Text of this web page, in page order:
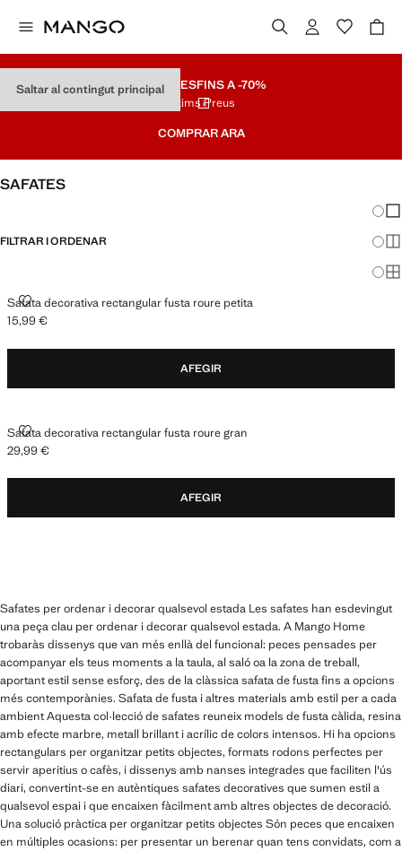
Saltar al contingut principalREBAIXESFINS A -70%
Últims Preus
COMPRAR ARA
SAFATES
FILTRAR I ORDENAR
Safata decorativa rectangular fusta roure petita
SAFATA DECORATIVA RECTANGULAR FUSTA ROURE PETITA
Preu actual [15,99 € ]
15,99 €
AFEGIR
Safata decorativa rectangular fusta roure gran
SAFATA DECORATIVA RECTANGULAR FUSTA ROURE GRAN
Preu actual [29,99 € ]
29,99 €
AFEGIR
Safates per ordenar i decorar qualsevol estada Les safates han esdevingut
una peça clau per ordenar i decorar qualsevol estada. A Mango Home
trobaràs dissenys que van més enllà del funcional: peces pensades per
acompanyar els teus moments a la taula, al saló oa la zona de treball,
aportant estil sense esforç, des de la clàssica safata de fusta fins a opcions
més contemporànies. Safata de fusta i altres materials amb estil per a cada
ambient Aquesta col·lecció de safates reuneix models de fusta càlida, resina
amb efecte marbre, metall brillant i acrílic de colors intensos. Hi ha opcions
rectangulars per organitzar petits objectes, formats rodons perfectes per
servir aperitius o cafès, i dissenys amb nanses integrades que faciliten l'ús
diari, convertint-se en autèntiques safates decoratives que sumen estil a
qualsevol espai i que encaixen fàcilment amb altres objectes de decoració.
Una solució pràctica per organitzar petits objectes Són peces que encaixen
en múltiples ocasions: per presentar un berenar quan tens convidats, com a